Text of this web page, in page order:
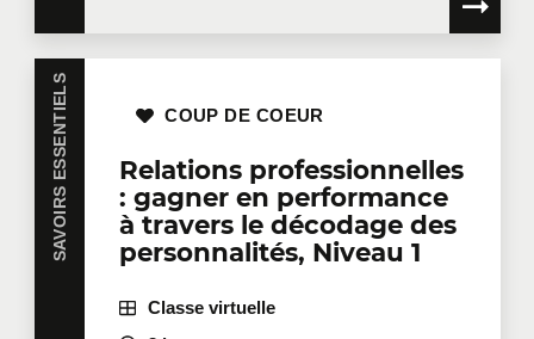
Dites-nous en plus
Votre fonction
SAVOIRS ESSENTIELS
Relations professionnelles
: gagner en performance
à travers le décodage des
personnalités, Niveau 1
COUP DE COEUR
Classe virtuelle